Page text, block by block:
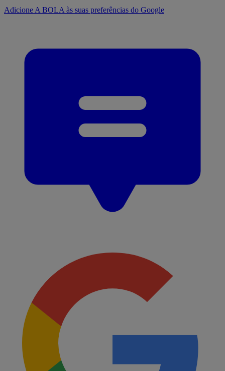
Adicione A BOLA às suas preferências do Google